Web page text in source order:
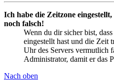
Ich habe die Zeitzone
noch falsch!
Wenn du dir sicher bist,
eingestellt hast und die Zeit
Uhr des Servers vermutlich
Administrator, damit er das
Nach oben